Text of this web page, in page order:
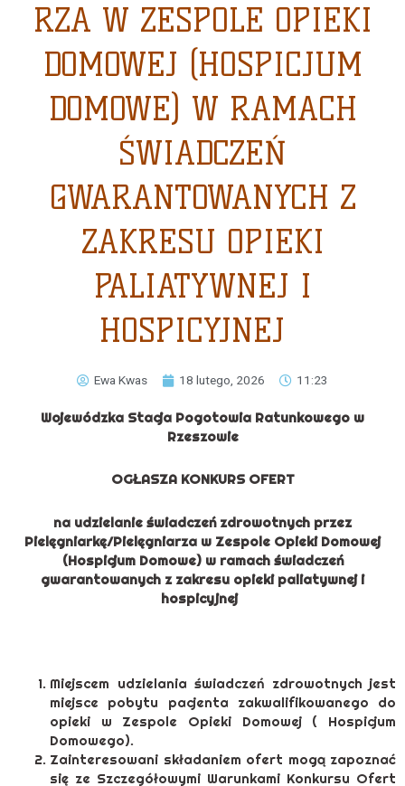
RZA W ZESPOLE OPIEKI
DOMOWEJ (HOSPICJUM
DOMOWE) W RAMACH
ŚWIADCZEŃ
GWARANTOWANYCH Z
ZAKRESU OPIEKI
PALIATYWNEJ I
HOSPICYJNEJ
Ewa Kwas 18 lutego, 2026 11:23
Wojewódzka Stacja Pogotowia Ratunkowego w
Rzeszowie
OGŁASZA KONKURS OFERT
na udzielanie świadczeń zdrowotnych przez
Pielęgniarkę/Pielęgniarza w Zespole Opieki Domowej
(Hospicjum Domowe) w ramach świadczeń
gwarantowanych z zakresu opieki paliatywnej i
hospicyjnej
Miejscem udzielania świadczeń zdrowotnych jest
miejsce pobytu pacjenta zakwalifikowanego do
opieki w Zespole Opieki Domowej ( Hospicjum
Domowego).
Zainteresowani składaniem ofert mogą zapoznać
się ze Szczegółowymi Warunkami Konkursu Ofert